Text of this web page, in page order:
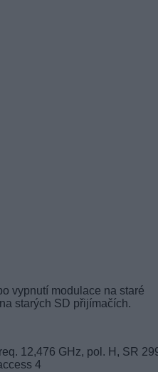
vypnutí modulace na staré
starých SD přijímačích.
12,476 GHz, pol. H, SR
4